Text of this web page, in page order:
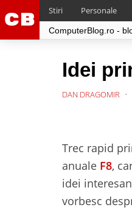
Stiri Personale
ComputerBlog.ro -
Idei
DAN DRAGOMIR
Trec rapid
anuale F8,
idei
vorbesc